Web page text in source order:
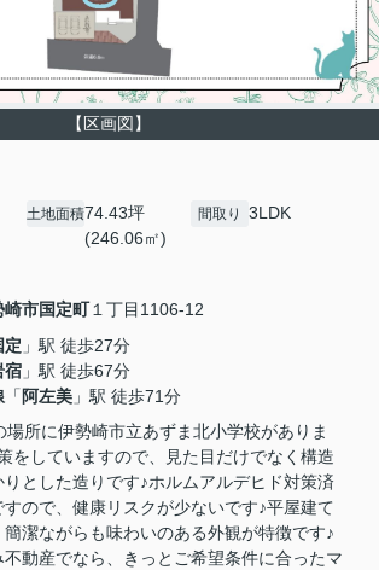
【区画図】
土地面積74.43坪
(246.06㎡)
間取り 3LDK
崎市国定町１丁目1106-12
定 」駅 徒歩27分
宿 」駅 徒歩67分
「 阿左美 」駅 徒歩71分
場所に伊勢崎市立あずま北小学校がありま
をしていますので、見た目だけでなく構造
とした造りです♪ホルムアルデヒド対策済
ので、健康リスクが少ないです♪平屋建て
簡潔ながらも味わいのある外観が特徴です♪
動産でなら、きっとご希望条件に合ったマ